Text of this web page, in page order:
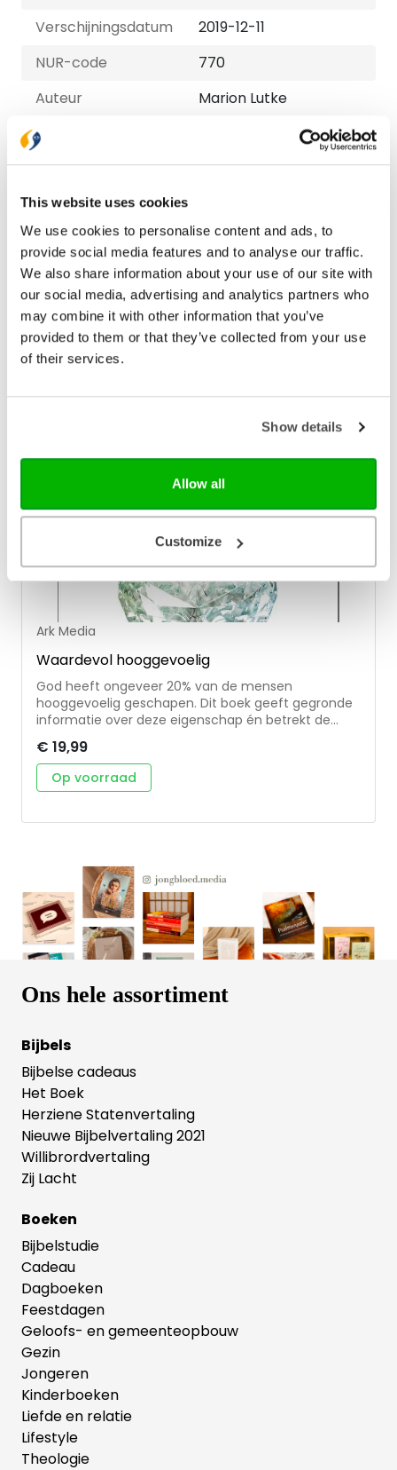
This website uses cookies
We use cookies to personalise content and ads, to
provide social media features and to analyse our traffic.
We also share information about your use of our site with
our social media, advertising and analytics partners who
may combine it with other information that you’ve
provided to them or that they’ve collected from your use
of their services.
Show details
Allow all
Customize
Verschijningsdatum
2019-12-11
NUR-code
770
Auteur
Marion Lutke
Taal
Aantal pagina's
150
Bezorging binnen 1–2 werkdagen
Gratis verzending vanaf € 20,-
Gratis retourneren
Bekijk ook eens
Ark Media
Waardevol hooggevoelig
God heeft ongeveer 20% van de mensen
hooggevoelig geschapen. Dit boek geeft gegronde
informatie over deze eigenschap én betrekt de
beschreven in relatie met God, jezelf en anderen.
Ook wordt er aandacht besteed aan de uitdagingen
die deze eigenschap met zich meebrengt. Marit
professie als psychologe en haar ervaring met
aan bod. Het resultaat is een boek vol herkenning
én erkenning voor hooggevoelige, christelijke
mannen en vrouwen.
€ 19,99
Op voorraad
Ons hele assortiment
Bijbels
Bijbelse cadeaus
Het Boek
Herziene Statenvertaling
Nieuwe Bijbelvertaling 2021
Willibrordvertaling
Zij Lacht
Boeken
Bijbelstudie
Cadeau
Dagboeken
Feestdagen
Geloofs- en gemeenteopbouw
Gezin
Jongeren
Kinderboeken
Liefde en relatie
Lifestyle
Theologie